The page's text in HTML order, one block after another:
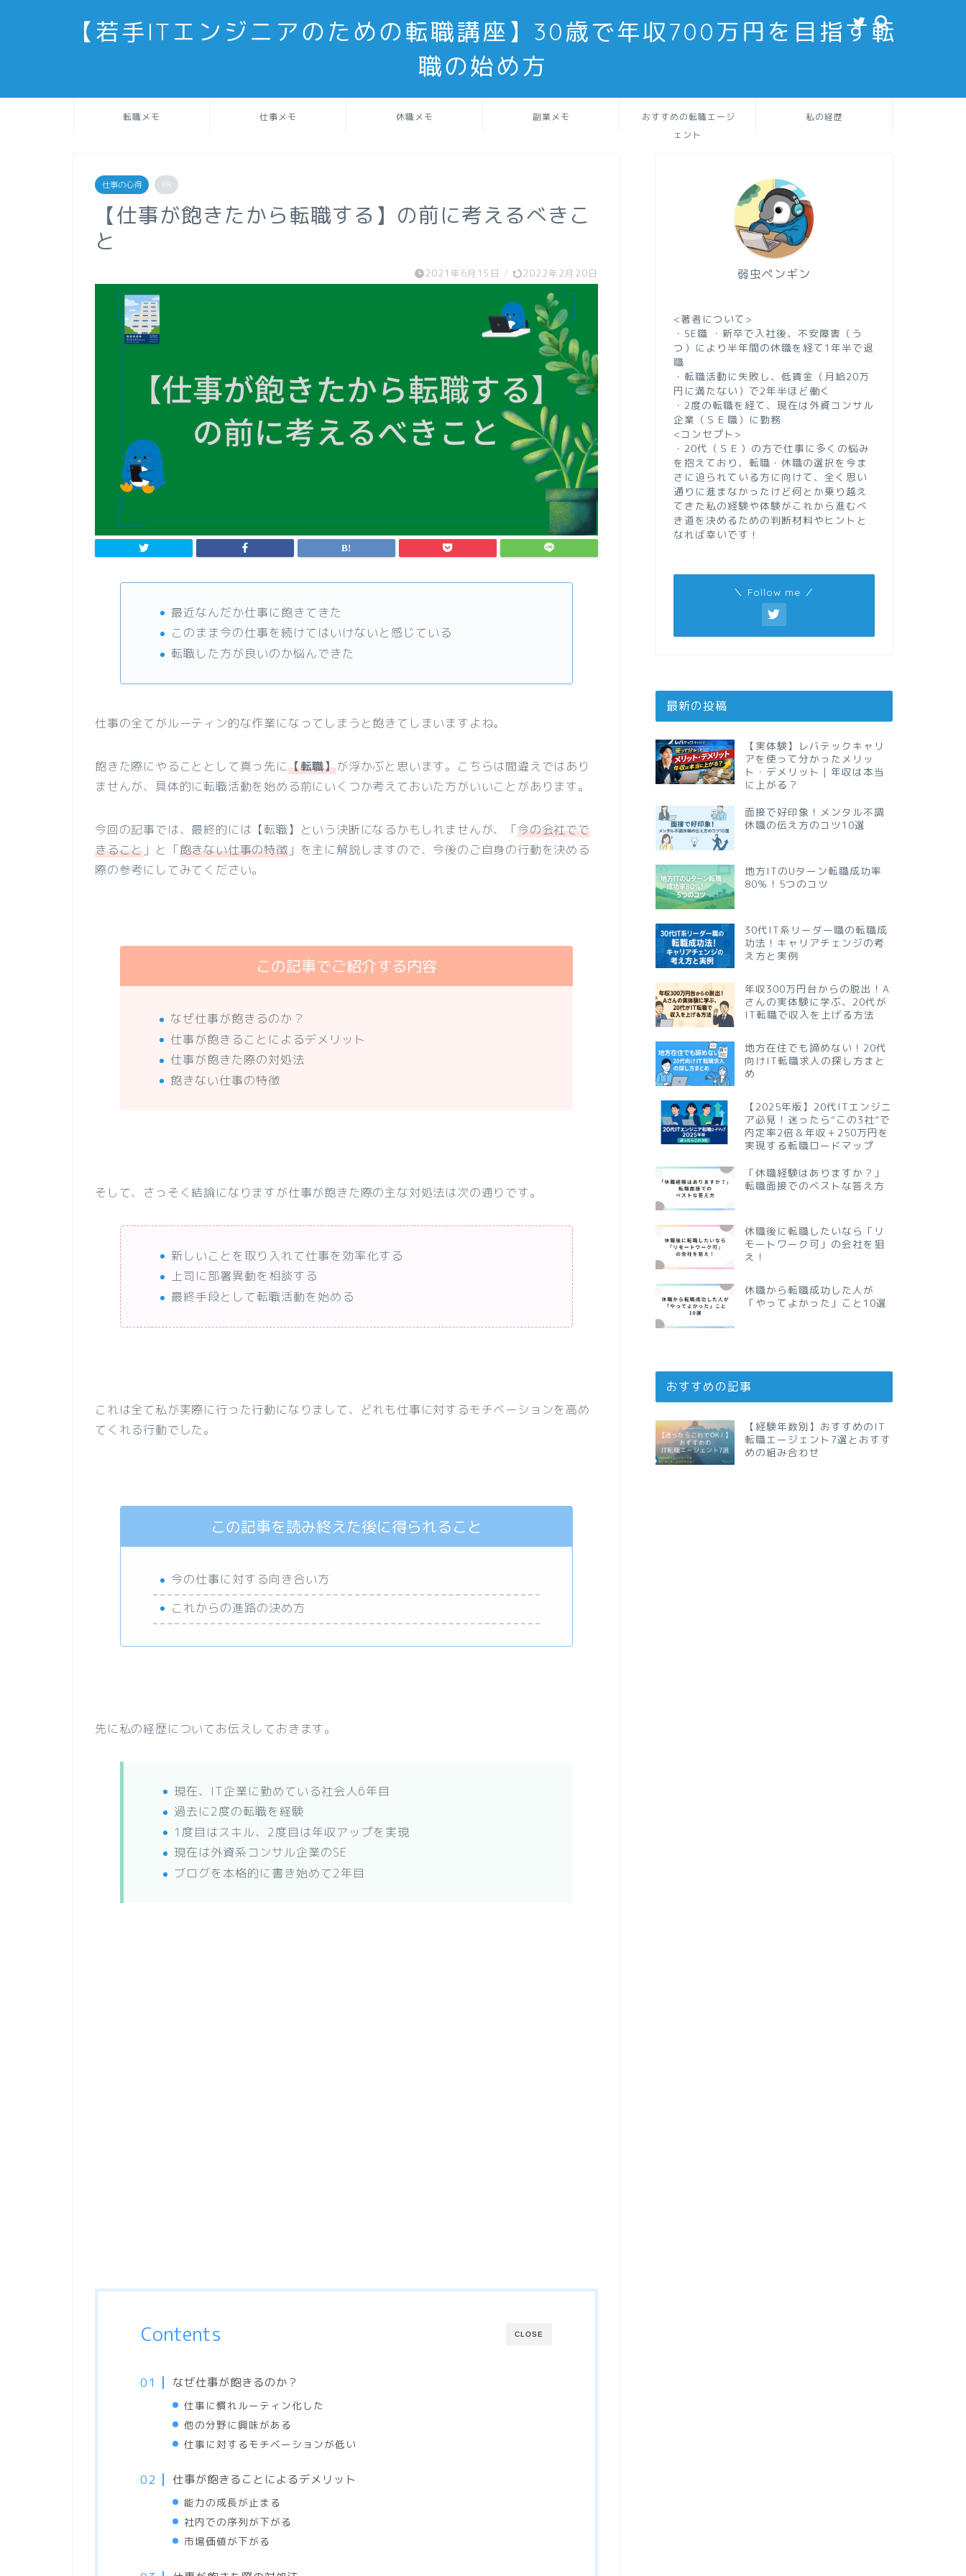
【若手ITエンジニアのための転職講座】30歳で年収700万円を目指す転
職の始め方
転職メモ 仕事メモ 休職メモ 副業メモ
おすすめの転職エージ
ェント
私の経歴
仕事の心得
【仕事が飽きたから転職する】の前に考えるべきこ
と
2021年6月15日 / 2022年2月20日
最近なんだか仕事に飽きてきた
このまま今の仕事を続けてはいけないと感じている
転職した方が良いのか悩んできた
仕事の全てがルーティン的な作業になってしまうと飽きてしまいますよね。
飽きた際にやることとして真っ先に【転職】が浮かぶと思います。こちらは間違えではあり
ませんが、具体的に転職活動を始める前にいくつか考えておいた方がいいことがあります。
今回の記事では、最終的には【転職】という決断になるかもしれませんが、「今の会社でで
きること 」と「飽きない仕事の特徴」を主に解説しますので、今後のご自身の行動を決める
際の参考にしてみてください。
この記事でご紹介する内容
なぜ仕事が飽きるのか？
仕事が飽きることによるデメリット
仕事が飽きた際の対処法
飽きない仕事の特徴
そして、さっそく結論になりますが仕事が飽きた際の主な対処法は次の通りです。
新しいことを取り入れて仕事を効率化する
上司に部署異動を相談する
最終手段として転職活動を始める
これは全て私が実際に行った行動になりまして、どれも仕事に対するモチベーションを高め
てくれる行動でした。
この記事を読み終えた後に得られること
今の仕事に対する向き合い方
これからの進路の決め方
先に私の経歴についてお伝えしておきます。
現在、IT企業に勤めている社会人6年目
過去に2度の転職を経験
1度目はスキル、2度目は年収アップを実現
現在は外資系コンサル企業のSE
ブログを本格的に書き始めて2年目
CLOSE
Contents
なぜ仕事が飽きるのか？
仕事に慣れルーティン化した
他の分野に興味がある
仕事に対するモチベーションが低い
仕事が飽きることによるデメリット
能力の成長が止まる
社内での序列が下がる
市場価値が下がる
弱虫ペンギン
<著者について>
・SE職 ・新卒で入社後、不安障害（う
つ）により半年間の休職を経て1年半で退
職
・転職活動に失敗し、低賃金（月給20万
円に満たない）で2年半ほど働く
・2度の転職を経て、現在は外資コンサル
企業（ＳＥ職）に勤務
<コンセプト>
・20代（ＳＥ）の方で仕事に多くの悩み
を抱えており、転職・休職の選択を今ま
さに迫られている方に向けて、全く思い
通りに進まなかったけど何とか乗り越え
てきた私の経験や体験がこれから進むべ
き道を決めるための判断材料やヒントと
なれば幸いです！
＼ Follow me ／
最新の投稿
【実体験】レバテックキャリ
アを使って分かったメリッ
ト・デメリット｜年収は本当
に上がる？
面接で好印象！メンタル不調
休職の伝え方のコツ10選
地方ITのUターン転職成功率
80％！5つのコツ
30代IT系リーダー職の転職成
功法！キャリアチェンジの考
え方と実例
年収300万円台からの脱出！A
さんの実体験に学ぶ、20代が
IT転職で収入を上げる方法
地方在住でも諦めない！20代
向けIT転職求人の探し方まと
め
【2025年版】20代ITエンジニ
ア必見！迷ったら“この3社”で
内定率2倍＆年収＋250万円を
実現する転職ロードマップ
「休職経験はありますか？」
転職面接でのベストな答え方
休職後に転職したいなら「リ
モートワーク可」の会社を狙
え！
休職から転職成功した人が
「やってよかった」こと10選
おすすめの記事
【経験年数別】おすすめのIT
転職エージェント7選とおすす
めの組み合わせ